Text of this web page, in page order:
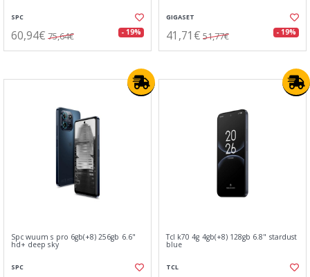
SPC
60,94€ 75,64€ - 19%
GIGASET
41,71€ 51,77€ - 19%
Spc wuum s pro 6gb(+8) 256gb 6.6"
hd+ deep sky
SPC
Tcl k70 4g 4gb(+8) 128gb 6.8" stardust
blue
TCL